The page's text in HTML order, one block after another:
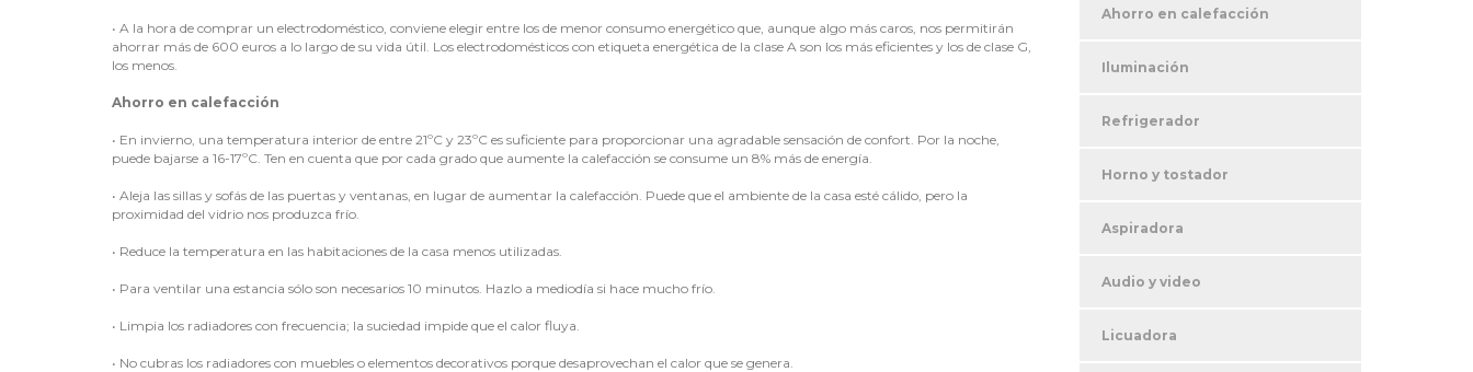
• A la hora de comprar un electrodoméstico, conviene elegir entre los de menor consumo energético que, aunque algo más caros, nos permitirán
ahorrar más de 600 euros a lo largo de su vida útil. Los electrodomésticos con etiqueta energética de la clase A son los más eficientes y los de clase G,
los menos.
Ahorro en calefacción
• En invierno, una temperatura interior de entre 21ºC y 23ºC es suficiente para proporcionar una agradable sensación de confort. Por la noche,
puede bajarse a 16-17ºC. Ten en cuenta que por cada grado que aumente la calefacción se consume un 8% más de energía.
• Aleja las sillas y sofás de las puertas y ventanas, en lugar de aumentar la calefacción. Puede que el ambiente de la casa esté cálido, pero la
proximidad del vidrio nos produzca frío.
• Reduce la temperatura en las habitaciones de la casa menos utilizadas.
• Para ventilar una estancia sólo son necesarios 10 minutos. Hazlo a mediodía si hace mucho frío.
• Limpia los radiadores con frecuencia; la suciedad impide que el calor fluya.
• No cubras los radiadores con muebles o elementos decorativos porque desaprovechan el calor que se genera.
Ahorro en calefacción
Iluminación
Refrigerador
Horno y tostador
Aspiradora
Audio y video
Licuadora